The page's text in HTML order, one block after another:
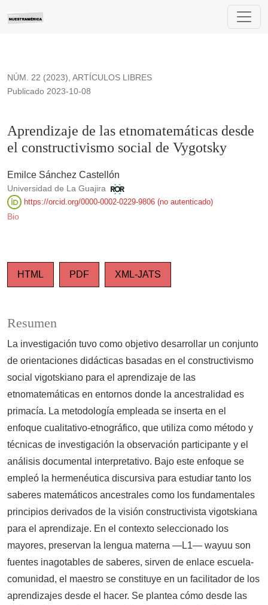
Aprendizaje de las etnomatemáticas desde el
NÚM. 22 (2023), ARTÍCULOS LIBRES
Aprendizaje de las etnomatemáticas desde
el constructivismo social de Vygotsky
Publicado 2023-10-08
Emilce Sánchez Castellón
Universidad de La Guajira
https://orcid.org/0000-0002-0229-9806 (no autenticado)
Bio
HTML PDF XML-JATS
Resumen
La investigación tuvo como objetivo desarrollar un conjunto
de orientaciones didácticas basadas en el constructivismo
social vigotskiano para el aprendizaje de las
etnomatemáticas en entornos donde la ancestralidad es
primacía. La metodología empleada se inserta en el
enfoque cualitativo-etnográfico, que utiliza como método y
técnicas de investigación la observación participante y el
análisis documental interpretativo. Bajo este enfoque se
empleó la hermenéutica discursiva para estudiar tanto los
saberes matemáticos ancestrales como los fundamentales
principios derivados de la visión constructivista vigotskiana
para el aprendizaje. En el contexto seleccionado los
mayores, preservan la lengua materna —L1— wayuu son
fuentes inagotables de saberes, sirven de enlace escuela-
comunidad, el maestro se constituye en un facilitador de los
aprendizajes desde el hacer. Se plantea cómo desde las